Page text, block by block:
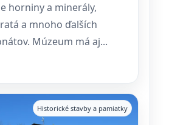
horniny a minerály,
a mnoho ďalších
Múzeum má aj...
Historické stavby a pamiatky